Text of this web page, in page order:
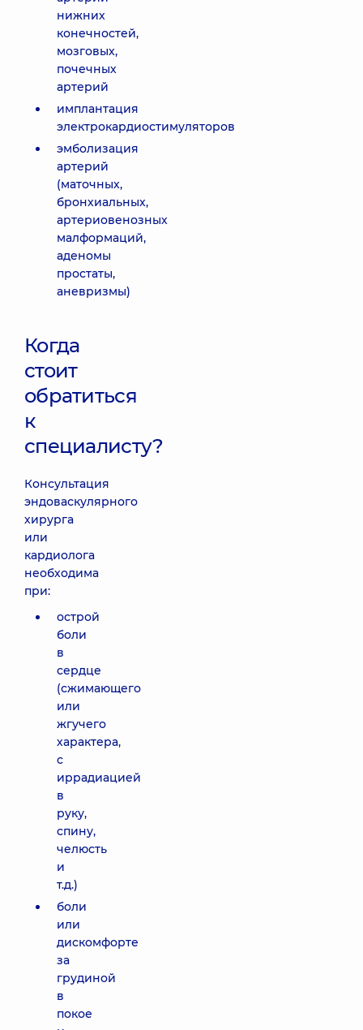
нижних
конечностей,
мозговых,
почечных
артерий
имплантация
электрокардиостимуляторов
эмболизация
артерий
(маточных,
бронхиальных,
артериовенозных
малформаций,
аденомы
простаты,
аневризмы)
Когда
стоит
обратиться
к
специалисту?
Консультация
эндоваскулярного
хирурга
или
кардиолога
необходима
при:
острой
боли
в
сердце
(сжимающего
или
жгучего
характера,
с
иррадиацией
в
руку,
спину,
челюсть
и
т.д.)
боли
или
дискомфорте
за
грудиной
в
покое